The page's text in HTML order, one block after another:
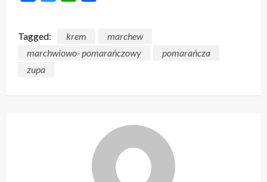
Tagged: krem
marchew
marchwiowo- pomarańczowy
pomarańcza
zupa